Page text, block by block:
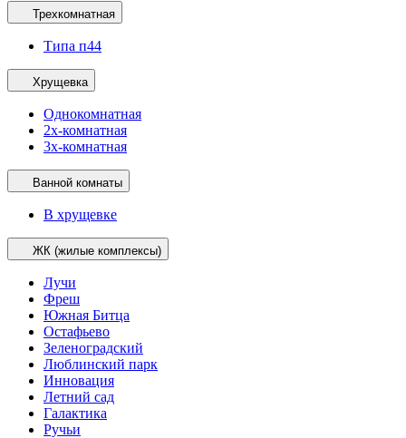
Трехкомнатная
Типа п44
Хрущевка
Однокомнатная
2х-комнатная
3х-комнатная
Ванной комнаты
В хрущевке
ЖК (жилые комплексы)
Лучи
Фреш
Южная Битца
Остафьево
Зеленоградский
Люблинский парк
Инновация
Летний сад
Галактика
Ручьи